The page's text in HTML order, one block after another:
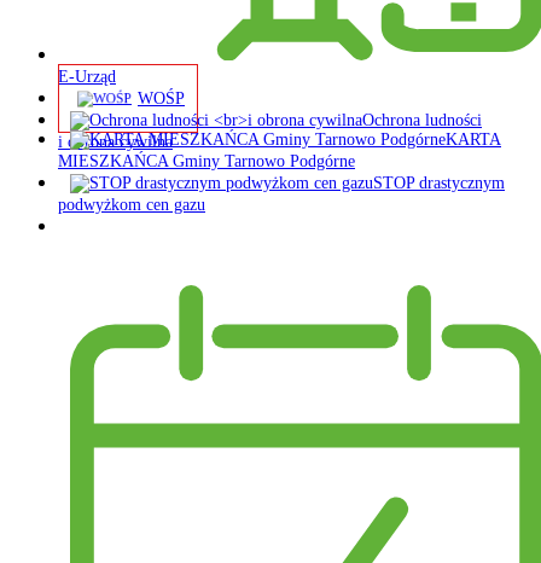
E-Urząd
WOŚP
Ochrona ludności
i obrona cywilna
KARTA
MIESZKAŃCA Gminy Tarnowo Podgórne
STOP drastycznym
podwyżkom cen gazu